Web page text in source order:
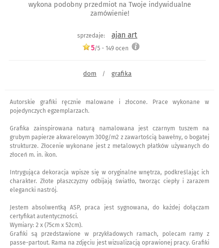
wykona podobny przedmiot na Twoje indywidualne
zamówienie!
sprzedaje: ajan art
5/5 - 149 ocen
dom / grafika
Autorskie grafiki ręcznie malowane i złocone. Prace wykonane w
pojedynczych egzemplarzach.
Grafika zainspirowana naturą namalowana jest czarnym tuszem na
grubym papierze akwarelowym 300g/m2 z zawartością bawełny, o bogatej
strukturze. Złocenie wykonane jest z metalowych płatków używanych do
złoceń m. in. ikon.
Intrygująca dekoracja wpisze się w oryginalne wnętrza, podkreślając ich
charakter. Złote płaszczyzny odbijają światło, tworząc ciepły i zarazem
elegancki nastrój.
Jestem absolwentką ASP, praca jest sygnowana, do każdej dołączam
certyfikat autentyczności.
Wymiary: 2 x (75cm x 52cm).
Grafiki są przedstawione w przykładowych ramach, polecam ramy z
passe-partout. Rama na zdjęciu jest wizualizacją oprawionej pracy. Grafiki